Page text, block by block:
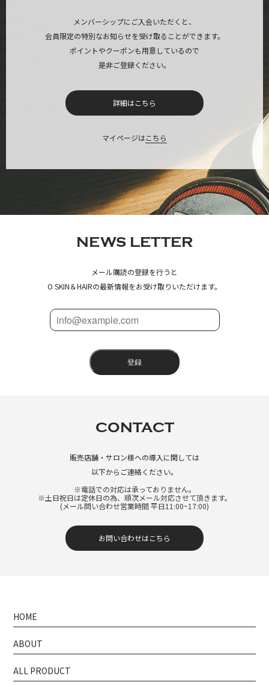
メンバーシップにご入会いただくと、
会員限定の特別なお知らせを受け取ることができます。
ポイントやクーポンも用意しているので
是非ご登録ください。
詳細はこちら
マイページはこちら
NEWS LETTER
メール購読の登録を行うと
O SKIN＆HAIRの最新情報をお受け取りいただけます。
登録
CONTACT
販売店舗・サロン様への導入に関しては
以下からご連絡ください。
※電話での対応は承っておりません。
※土日祝日は定休日の為、順次メール対応させて頂きます。
(メール問い合わせ営業時間 平日11:00~17:00)
お問い合わせはこちら
HOME
ABOUT
ALL PRODUCT